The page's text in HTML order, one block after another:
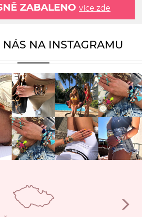
ZABALENO více zde
NÁS NA INSTAGRAMU